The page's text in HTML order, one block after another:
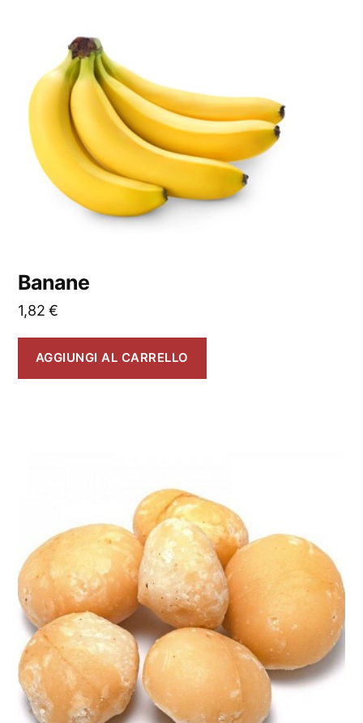
Banane
1,82€
AGGIUNGI AL CARRELLO